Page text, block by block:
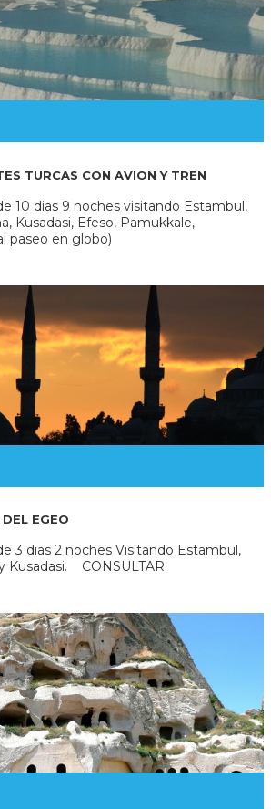
TURCAS CON AVION Y TREN
10 dias 9 noches visitando Estambul,
Kusadasi, Efeso, Pamukkale,
paseo en globo)
EGEO
3 dias 2 noches Visitando Estambul,
Kusadasi. CONSULTAR